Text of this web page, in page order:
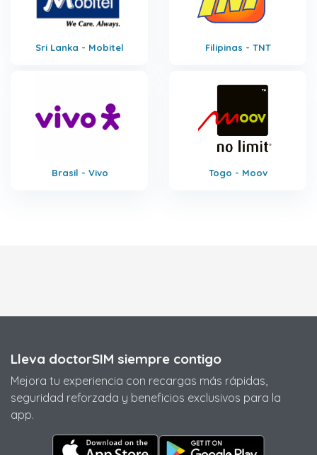
Sri Lanka - Mobitel Filipinas - TNT
Brasil - Vivo Togo - Moov
Lleva doctorSIM siempre contigo
Mejora tu experiencia con recargas más rápidas,
seguridad reforzada y beneficios exclusivos para la
app.